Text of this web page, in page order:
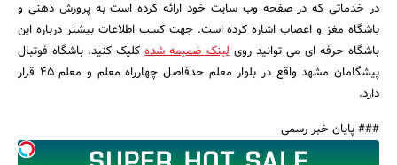
در خدماتی که در صفحه وب سایت خود ارائه کرده است به پرورش ذهنی و
باشگاه مغز و اعصاب اشاره کرده است. جهت کسب اطلاعات بیشتر درباره این
باشگاه حرفه ای می توانید رویلینک ضمیمه شدهکلیک کنید. باشگاه فوتبال
پیشگامان مشهد واقع در بلوار معلم حدفاصل چهارراه معلم و معلم 45 قرار
دارد.
### پایان خبر رسمی